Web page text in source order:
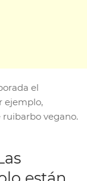
el
ejemplo,
vegano.